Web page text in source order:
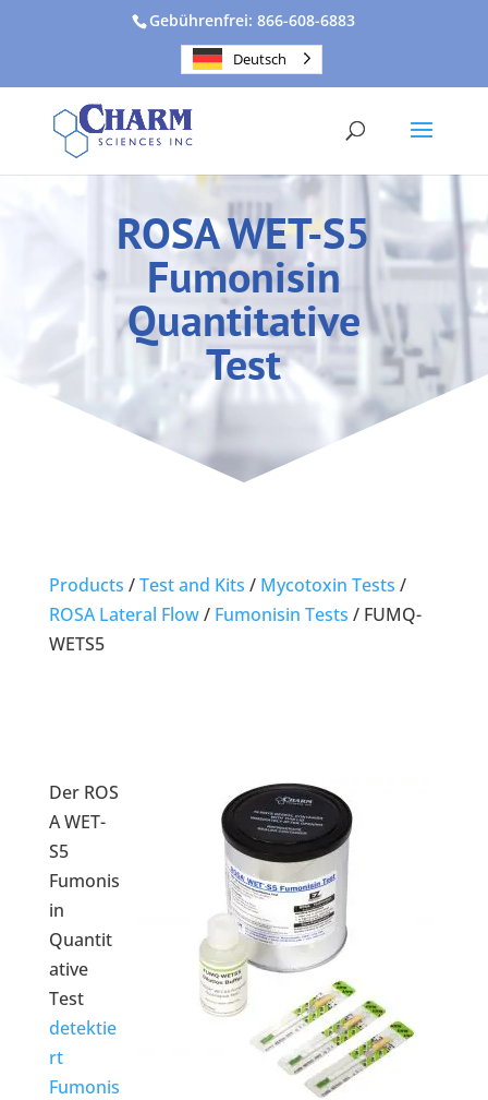
Gebührenfrei: 866-608-6883
Deutsch
ROSA WET-S5
Fumonisin
Quantitative
Test
Products /Test and Kits / Mycotoxin Tests /
ROSA Lateral Flow/ Fumonisin Tests / FUMQ-
WETS5
Der ROS
A WET-
S5
Fumonis
in
Quantit
ative
Test
detektie
rt
Fumonis